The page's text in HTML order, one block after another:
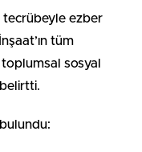
tecrübeyle ezber
tüm
sosyal